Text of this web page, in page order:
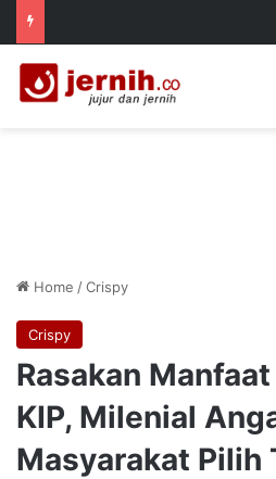
Home /Crispy
Crispy
Rasakan
KIP, Milenial
Masyarakat Pilih